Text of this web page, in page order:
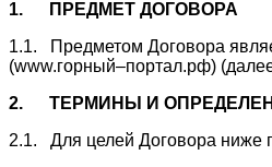
1.
ПРЕДМЕТ ДОГОВОРА
1.1. Предметом Договора
(www.горный–портал.рф)
2. ТЕРМИНЫ И
2.1. Для целей Договора ниже